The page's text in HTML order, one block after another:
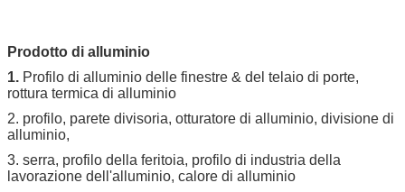
Prodotto di alluminio
1. Profilo di alluminio delle finestre & del telaio di porte,
rottura termica di alluminio
2. profilo, parete divisoria, otturatore di alluminio, divisione di
alluminio,
3. serra, profilo della feritoia, profilo di industria della
lavorazione dell'alluminio, calore di alluminio